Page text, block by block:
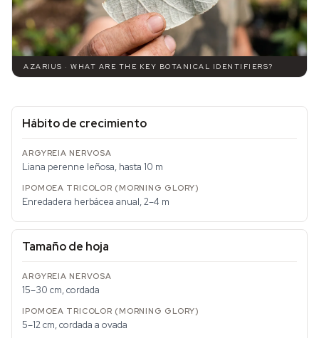
AZARIUS · WHAT ARE THE KEY BOTANICAL IDENTIFIERS?
Hábito de crecimiento
Liana perenne leñosa, hasta 10 m
Enredadera herbácea anual, 2–4 m
Tamaño de hoja
15–30 cm, cordada
5–12 cm, cordada a ovada